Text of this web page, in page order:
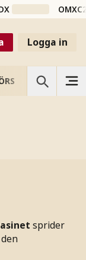
Logga in
VETENSKAP
sprider